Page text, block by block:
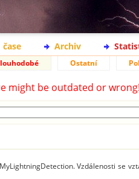
Archiv
Ostatní
might be outdated or
Vzdálenosti se